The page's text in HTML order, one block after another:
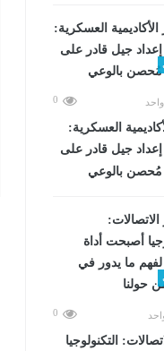
0
العسكرية:
إعداد جيل قادر على
مُحصن بالوعي
0
التكنولوجيا